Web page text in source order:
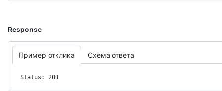
Response
Пример отклика Схема ответа
Status: 200